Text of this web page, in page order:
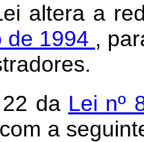
altera a
de 1994 ,
da Lei nº
a